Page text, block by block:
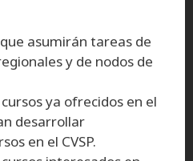
asumirán tareas de
y de nodos de
ya ofrecidos en el
desarrollar
en el CVSP.